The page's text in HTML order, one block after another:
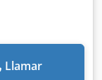
Llamar